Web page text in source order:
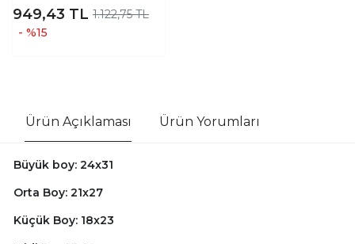
949,43 TL 1.122,75 TL
- %15
Ürün Açıklaması Ürün Yorumları
Büyük boy: 24x31
Orta Boy: 21x27
Küçük Boy: 18x23